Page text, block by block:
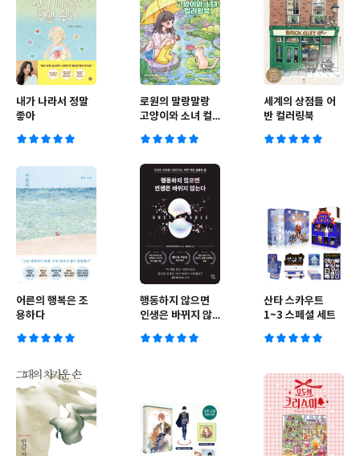
내가 나라서 정말
좋아
로원의 말랑말랑
고양이와 소녀 컬
세계의 상점들 어
반 컬러링북
어른의 행복은 조
용하다
행동하지 않으면
인생은 바뀌지 않
산타 스카우트
1~3 스페셜 세트